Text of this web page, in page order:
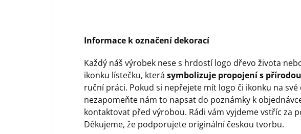
Informace k označení dekorací
Každý náš výrobek nese s hrdostí logo dřevo života
ikonku lístečku, která symbolizuje propojení s
ruční práci. Pokud si nepřejete mít logo či ikonku na své
nezapomeňte nám to napsat do poznámky k
kontaktovat před výrobou. Rádi vám vyjdeme vstříc za
Děkujeme, že podporujete originální českou tvorbu.